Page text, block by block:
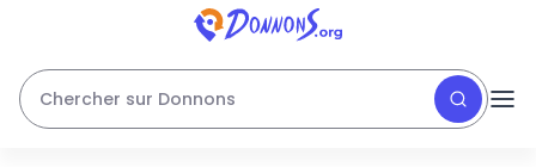
Chercher sur Donnons